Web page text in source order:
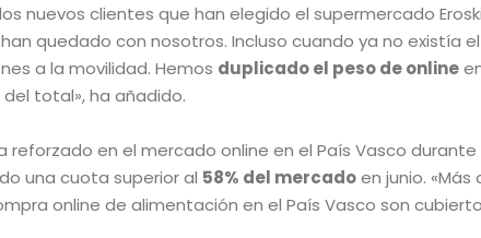
nuevos clientes que han elegido el supermercado
quedado con nosotros. Incluso cuando ya no existía
a la movilidad. Hemos duplicado el peso de online
total», ha añadido.
reforzado en el mercado online en el País Vasco
una cuota superior al 58% del mercadoen junio. «Más
online de alimentación en el País Vasco son